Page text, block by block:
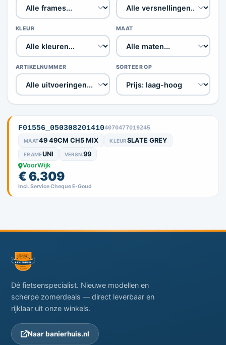
KLEUR MAAT
ARTIKELNUMMER SORTEER OP
F01556_0503082014104070477019245
MAAT49 49CM CH5 MIX KLEURSLATE GREY
FRAMEUNI VERSN.99
VoorWijk
€ 6.309
incl. Service Cheque E-Goud
Dé fietsenspecialist. Nieuwe modellen en
scherpe zomerdeals — direct leverbaar en
rijklaar uit onze winkels.
Naar banierhuis.nl